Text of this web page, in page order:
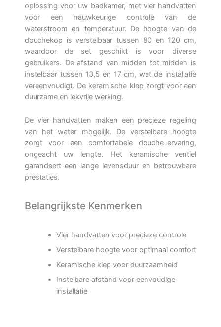
oplossing voor uw badkamer, met vier handvatten
voor een nauwkeurige controle van de
waterstroom en temperatuur. De hoogte van de
douchekop is verstelbaar tussen 80 en 120 cm,
waardoor de set geschikt is voor diverse
gebruikers. De afstand van midden tot midden is
instelbaar tussen 13,5 en 17 cm, wat de installatie
vereenvoudigt. De keramische klep zorgt voor een
duurzame en lekvrije werking.
De vier handvatten maken een precieze regeling
van het water mogelijk. De verstelbare hoogte
zorgt voor een comfortabele douche-ervaring,
ongeacht uw lengte. Het keramische ventiel
garandeert een lange levensduur en betrouwbare
prestaties.
Belangrijkste Kenmerken
Vier handvatten voor precieze controle
Verstelbare hoogte voor optimaal comfort
Keramische klep voor duurzaamheid
Instelbare afstand voor eenvoudige
installatie